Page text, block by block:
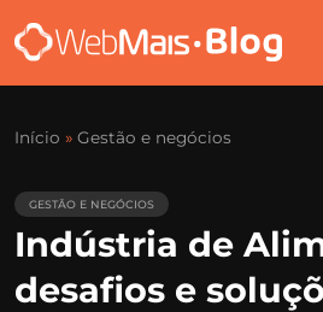
Início » Gestão e negócios
GESTÃO E NEGÓCIOS
Indústria de
desafios e